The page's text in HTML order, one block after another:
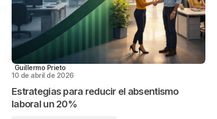
Guillermo Prieto
10 de abril de 2026
Estrategias para reducir el absentismo
laboral un 20%